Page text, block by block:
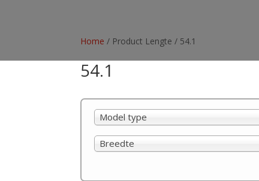
Home / Product Lengte / 54.1
54.1
Model type
Breedte